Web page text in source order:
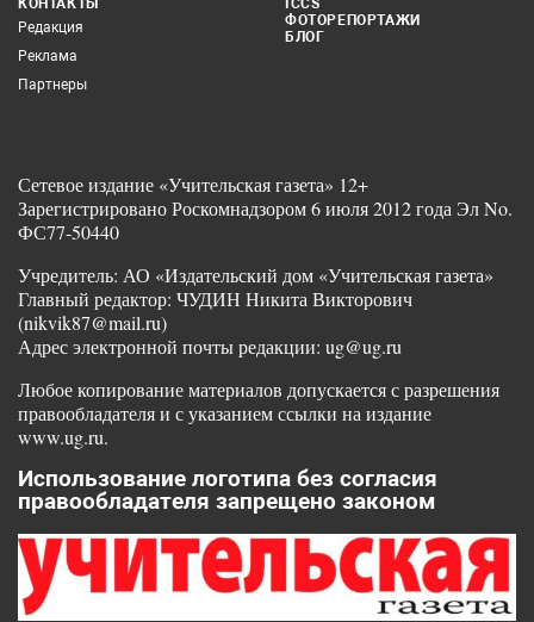
Редакция
Реклама
Партнеры
ФОТОРЕПОРТАЖИ
БЛОГ
Сетевое издание «Учительская газета» 12+
Зарегистрировано Роскомнадзором 6 июля 2012 года Эл No.
ФС77-50440
Учредитель: АО «Издательский дом «Учительская газета»
Главный редактор: ЧУДИН Никита Викторович
(nikvik87@mail.ru)
Адрес электронной почты редакции: ug@ug.ru
Любое копирование материалов допускается с разрешения
правообладателя и с указанием ссылки на издание
www.ug.ru.
Использование логотипа без согласия
правообладателя запрещено законом